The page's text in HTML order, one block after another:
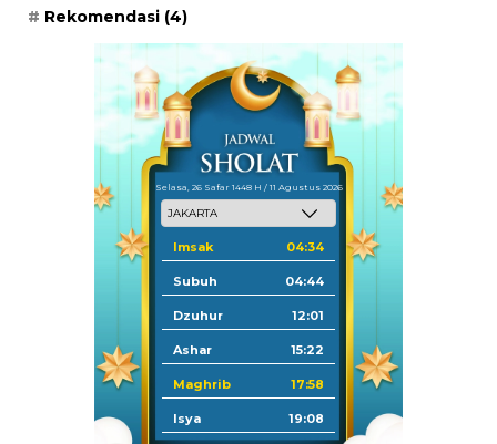
Rekomendasi (4)
Selasa, 26 Safar 1448 H / 11 Agustus 2026
Imsak 04:34
Subuh 04:44
Dzuhur 12:01
Ashar 15:22
Maghrib 17:58
Isya 19:08